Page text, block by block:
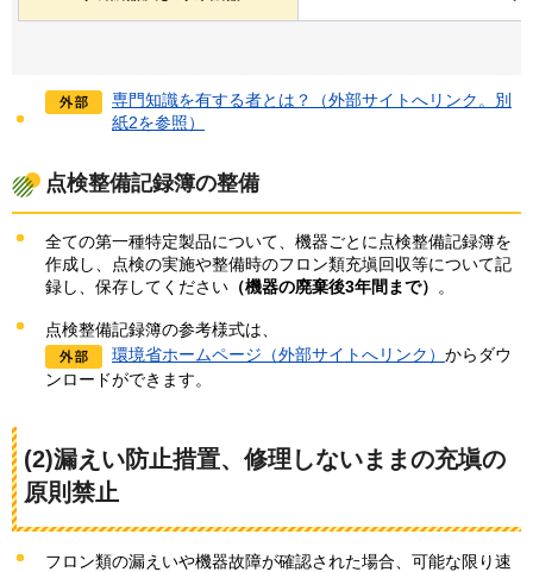
専門知識を有する者とは？（外部サイトへリンク。別
紙2を参照）
点検整備記録簿の整備
全ての第一種特定製品について、機器ごとに点検整備記録簿を
作成し、点検の実施や整備時のフロン類充塡回収等について記
録し、保存してください （機器の廃棄後3年間まで） 。
点検整備記録簿の参考様式は、
環境省ホームページ（外部サイトへリンク） からダウ
ンロードができます。
(2)漏えい防止措置、修理しないままの充塡の
原則禁止
フロン類の漏えいや機器故障が確認された場合、可能な限り速